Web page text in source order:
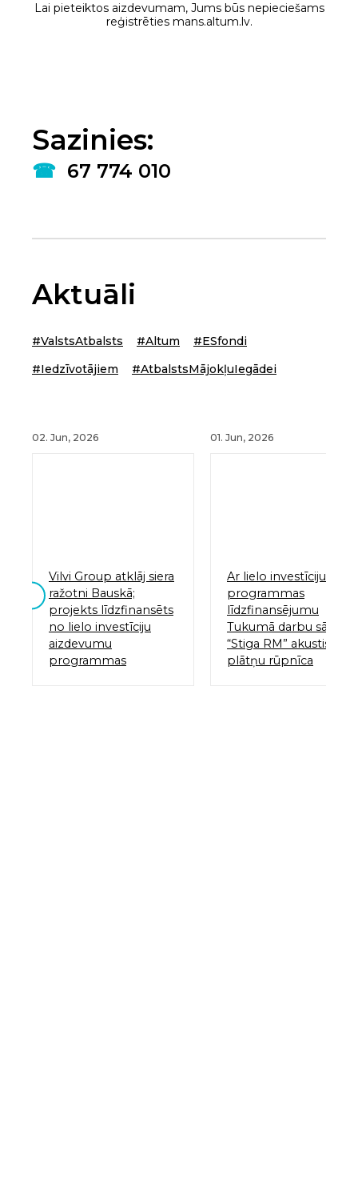
Lai pieteiktos aizdevumam, Jums būs nepieciešams
reģistrēties mans.altum.lv.
Sazinies:
☎ 67 774 010
Aktuāli
#ValstsAtbalsts #Altum
#ESfondi
#Iedzīvotājiem
#AtbalstsMājokļuIegādei
02. Jun, 2026
Vilvi Group atklāj siera
ražotni Bauskā;
projekts līdzfinansēts
no lielo investīciju
aizdevumu
programmas
01. Jun, 2026
Ar lielo investīciju
programmas
līdzfinansējumu
Tukumā darbu sāk
“Stiga RM” akustisko
plātņu rūpnīca